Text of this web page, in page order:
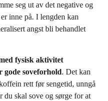
seg ut av det negative og
inne på. I lengden kan
angst bli behandlet
fysisk aktivitet
gode soveforhold. Det kan
rett før sengetid, unngå
du skal sove og sørge for at